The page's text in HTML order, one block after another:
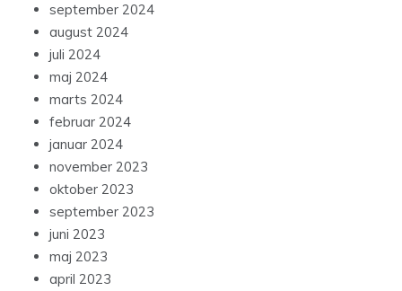
september 2024
august 2024
juli 2024
maj 2024
marts 2024
februar 2024
januar 2024
november 2023
oktober 2023
september 2023
juni 2023
maj 2023
april 2023